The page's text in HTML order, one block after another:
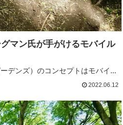
マン氏が手がけるモバイル
デンズ）のコンセプトはモバイ...
2022.06.12